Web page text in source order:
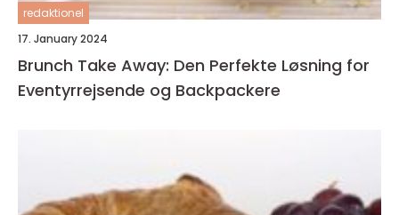
redaktionel
17. January 2024
Brunch Take Away: Den Perfekte Løsning for
Eventyrrejsende og Backpackere